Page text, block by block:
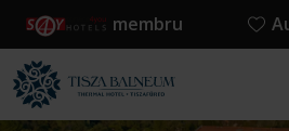
membru